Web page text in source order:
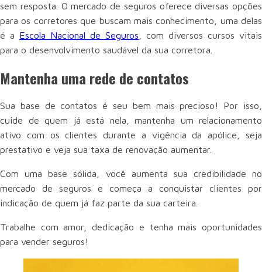
sem resposta. O mercado de seguros oferece diversas opções
para os corretores que buscam mais conhecimento, uma delas
é a Escola Nacional de Seguros , com diversos cursos vitais
para o desenvolvimento saudável da sua corretora.
Mantenha uma rede de contatos
Sua base de contatos é seu bem mais precioso! Por isso,
cuide de quem já está nela, mantenha um relacionamento
ativo com os clientes durante a vigência da apólice, seja
prestativo e veja sua taxa de renovação aumentar.
Com uma base sólida, você aumenta sua credibilidade no
mercado de seguros e começa a conquistar clientes por
indicação de quem já faz parte da sua carteira.
Trabalhe com amor, dedicação e tenha mais oportunidades
para vender seguros!